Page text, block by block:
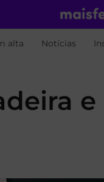
alta Notícias